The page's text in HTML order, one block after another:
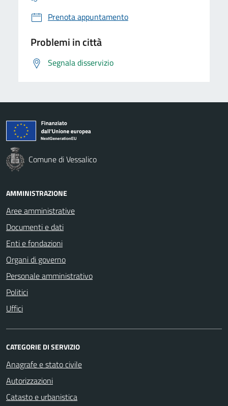
Prenota appuntamento
Problemi in città
Segnala disservizio
Comune di Vessalico
AMMINISTRAZIONE
Aree amministrative
Documenti e dati
Enti e fondazioni
Organi di governo
Personale amministrativo
Politici
Uffici
CATEGORIE DI SERVIZIO
Anagrafe e stato civile
Autorizzazioni
Catasto e urbanistica